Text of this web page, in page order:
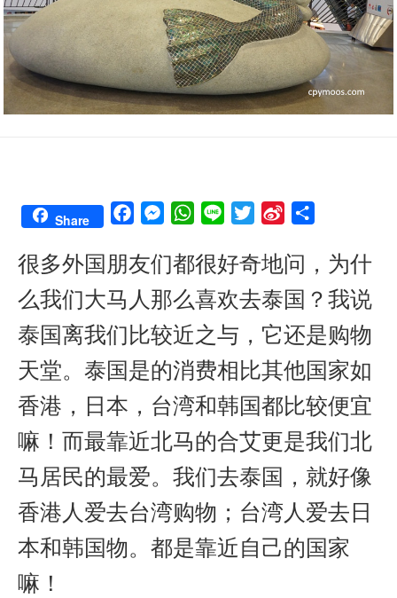
Share
c
b
o
k
s
e
n
e
r
W
a
s
A
p
n
i
t
n
W
e
b
o
e
很多外国朋友们都很好奇地问，为什
么我们大马人那么喜欢去泰国？我说
泰国离我们比较近之与，它还是购物
天堂。泰国是的消费相比其他国家如
香港，日本，台湾和韩国都比较便宜
嘛！而最靠近北马的合艾更是我们北
马居民的最爱。我们去泰国，就好像
香港人爱去台湾购物；台湾人爱去日
本和韩国物。都是靠近自己的国家
嘛！